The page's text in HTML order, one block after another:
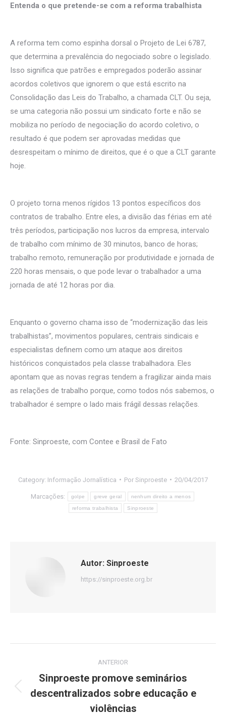
Entenda o que pretende-se com a reforma trabalhista
A reforma tem como espinha dorsal o Projeto de Lei 6787,
que determina a prevalência do negociado sobre o legislado.
Isso significa que patrões e empregados poderão assinar
acordos coletivos que ignorem o que está escrito na
Consolidação das Leis do Trabalho, a chamada CLT. Ou seja,
se uma categoria não possui um sindicato forte e não se
mobiliza no período de negociação do acordo coletivo, o
resultado é que podem ser aprovadas medidas que
desrespeitam o mínimo de direitos, que é o que a CLT garante
hoje.
O projeto torna menos rígidos 13 pontos específicos dos
contratos de trabalho. Entre eles, a divisão das férias em até
três períodos, participação nos lucros da empresa, intervalo
de trabalho com mínimo de 30 minutos, banco de horas;
trabalho remoto, remuneração por produtividade e jornada de
220 horas mensais, o que pode levar o trabalhador a uma
jornada de até 12 horas por dia.
Enquanto o governo chama isso de “modernização das leis
trabalhistas”, movimentos populares, centrais sindicais e
especialistas definem como um ataque aos direitos
históricos conquistados pela classe trabalhadora. Eles
apontam que as novas regras tendem a fragilizar ainda mais
as relações de trabalho porque, como todos nós sabemos, o
trabalhador é sempre o lado mais frágil dessas relações.
Fonte: Sinproeste, com Contee e Brasil de Fato
Category: Informação Jornalística Por Sinproeste 20/04/2017
Marcações: golpe greve geral nenhum direito a menos
reforma trabalhista Sinproeste
Autor: Sinproeste
https://sinproeste.org.br
de
post:
ANTERIOR
Post
anterior:
Sinproeste promove seminários
descentralizados sobre educação e
violências